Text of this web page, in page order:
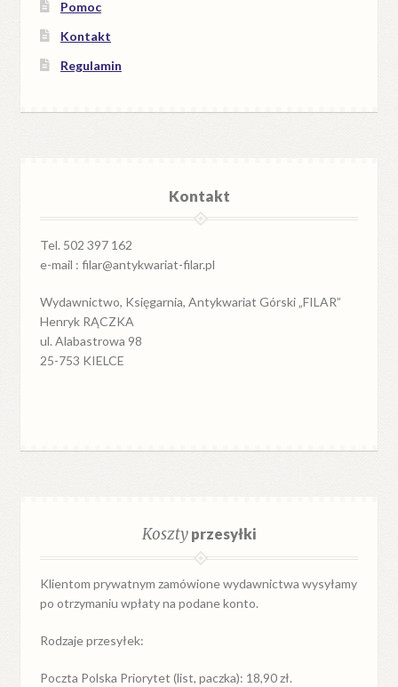
Pomoc
Kontakt
Regulamin
Kontakt
Tel. 502 397 162
e-mail : filar@antykwariat-filar.pl
Wydawnictwo, Księgarnia, Antykwariat Górski „FILAR”
Henryk RĄCZKA
ul. Alabastrowa 98
25-753 KIELCE
Kosztyprzesyłki
Klientom prywatnym zamówione wydawnictwa wysyłamy
po otrzymaniu wpłaty na podane konto.
Rodzaje przesyłek:
Poczta Polska Priorytet (list, paczka): 18,90 zł.